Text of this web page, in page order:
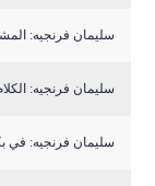
سليمان فرنجيه:
سليمان فرنجيه:
سليمان فرنجيه: في